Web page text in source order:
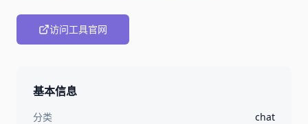
访问工具官网
基本信息
分类
chat